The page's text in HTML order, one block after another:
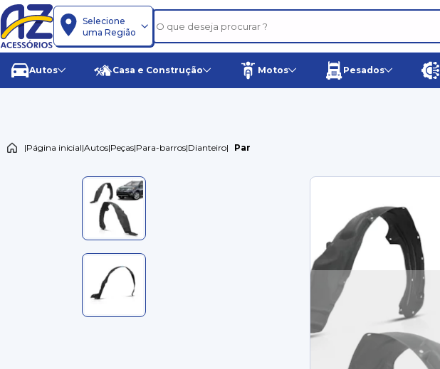
Selecione
uma Região
Autos Casa e Construção Motos Pesados
|Página inicial|Autos|Peças|Para-barros|Dianteiro| Par